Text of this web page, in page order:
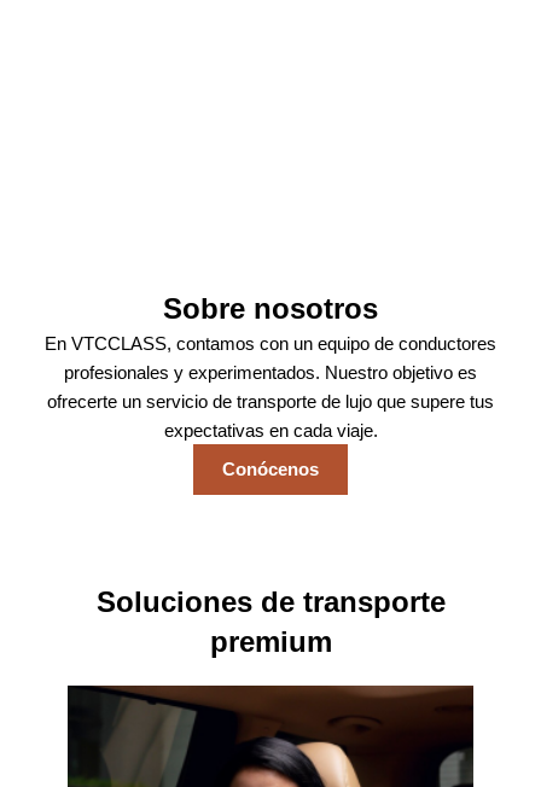
Sobre nosotros
En VTCCLASS, contamos con un equipo de conductores
profesionales y experimentados. Nuestro objetivo es
ofrecerte un servicio de transporte de lujo que supere tus
expectativas en cada viaje.
Conócenos
Soluciones de transporte
premium